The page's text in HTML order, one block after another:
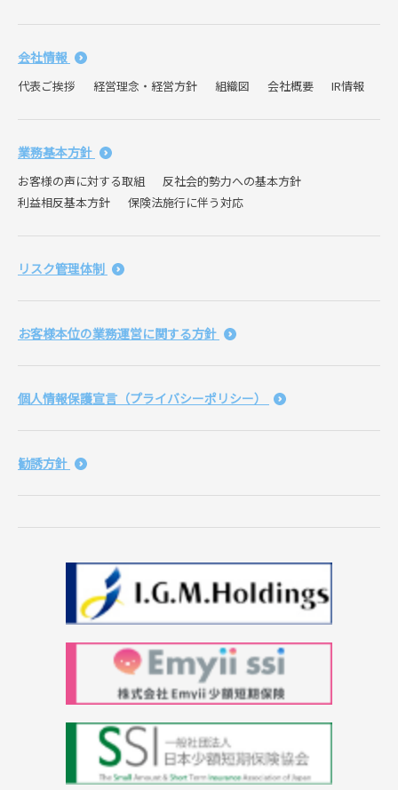
会社情報
代表ご挨拶 経営理念・経営方針 組織図 会社概要 IR情報
業務基本方針
お客様の声に対する取組
反社会的勢力への基本方針
利益相反基本方針
保険法施行に伴う対応
リスク管理体制
お客様本位の業務運営に関する方針
個人情報保護宣言（プライバシーポリシー）
勧誘方針